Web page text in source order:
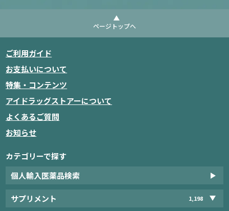
ページトップへ
ご利用ガイド
お支払いについて
特集・コンテンツ
アイドラッグストアーについて
よくあるご質問
お知らせ
カテゴリーで探す
個人輸入医薬品検索
サプリメント 1,198